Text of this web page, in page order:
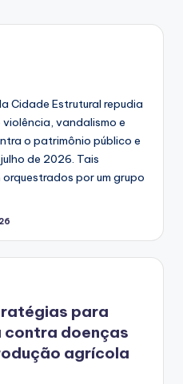
Cidade Estrutural repudia
vandalismo e
o patrimônio público e
de 2026. Tais
por um grupo
para
doenças
agrícola